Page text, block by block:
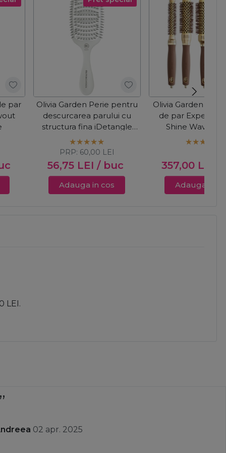
par
Olivia Garden Perie pentru
descurcarea parului cu
structura fina iDetangle
Fine Hair
56,75 LEI / buc
PRP: 60,00 LEI
Adauga in cos
Olivia Garden Kit
de par Expert
Shine Wavy
357,00 LEI
Adauga in
LEI.
rapid prompți cu lucruri de calitate am luat ceva